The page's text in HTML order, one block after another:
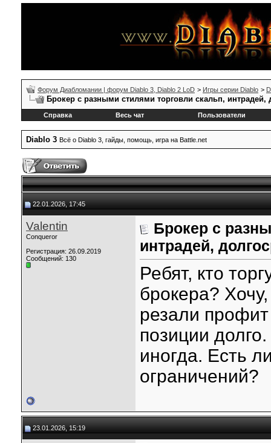
Форум Диабломании | форум Diablo 3, Diablo 2 LoD > Игры серии Diablo >
Брокер с разными стилями торговли скальп, интрадей,
Справка Весь чат Пользователи
Diablo 3 Всё о Diablo 3, гайды, помощь, игра на Battle.net
22.01.2026, 17:45
Valentin
Conqueror
Регистрация: 26.09.2019
Сообщений: 130
Брокер с
интрадей,
Ребят, кто
брокера?
резали
позиции
иногда. Есть
ограничений?
23.01.2026, 15:19